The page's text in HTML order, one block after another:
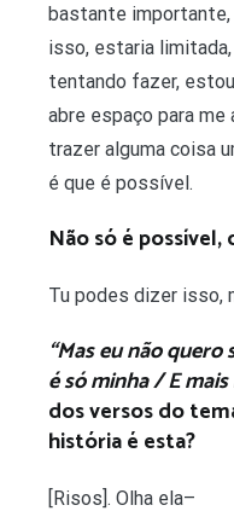
bastante
isso, estaria limitada,
tentando fazer,
abre espaço para
trazer alguma coisa
é que é possível.
Não só é
Tu podes dizer isso,
“Mas eu não
é só minha / E
dos versos do
história é esta?
[Risos]. Olha ela–